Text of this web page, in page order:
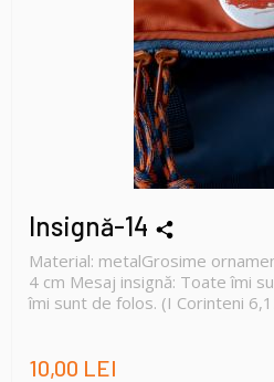
Insignă-14
Material: metalGrosime
4 cm Mesaj insignă: Toate îmi
îmi sunt de folos. (I Corinteni
10,00 LEI